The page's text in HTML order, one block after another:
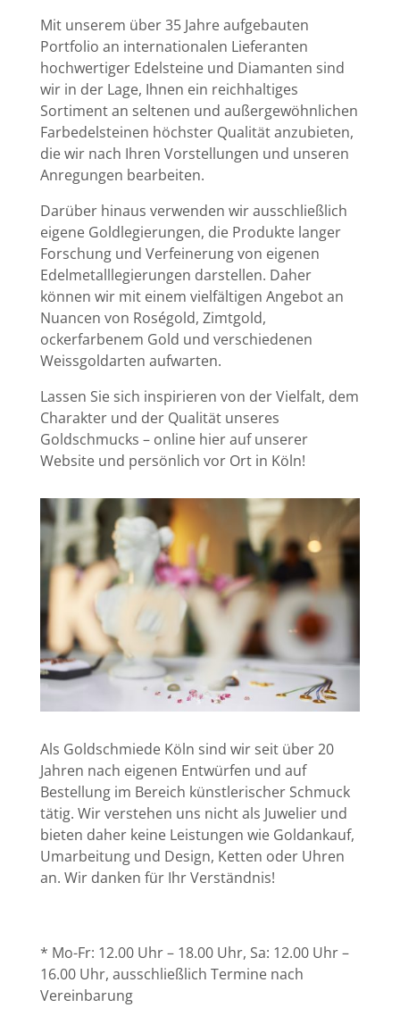
Mit unserem über 35 Jahre aufgebauten
Portfolio an internationalen Lieferanten
hochwertiger Edelsteine und Diamanten sind
wir in der Lage, Ihnen ein reichhaltiges
Sortiment an seltenen und außergewöhnlichen
Farbedelsteinen höchster Qualität anzubieten,
die wir nach Ihren Vorstellungen und unseren
Anregungen bearbeiten.
Darüber hinaus verwenden wir ausschließlich
eigene Goldlegierungen, die Produkte langer
Forschung und Verfeinerung von eigenen
Edelmetalllegierungen darstellen. Daher
können wir mit einem vielfältigen Angebot an
Nuancen von Roségold, Zimtgold,
ockerfarbenem Gold und verschiedenen
Weissgoldarten aufwarten.
Lassen Sie sich inspirieren von der Vielfalt, dem
Charakter und der Qualität unseres
Goldschmucks – online hier auf unserer
Website und persönlich vor Ort in Köln!
Als Goldschmiede Köln sind wir seit über 20
Jahren nach eigenen Entwürfen und auf
Bestellung im Bereich künstlerischer Schmuck
tätig. Wir verstehen uns nicht als Juwelier und
bieten daher keine Leistungen wie Goldankauf,
Umarbeitung und Design, Ketten oder Uhren
an. Wir danken für Ihr Verständnis!
* Mo-Fr: 12.00 Uhr – 18.00 Uhr, Sa: 12.00 Uhr –
16.00 Uhr, ausschließlich Termine nach
Vereinbarung